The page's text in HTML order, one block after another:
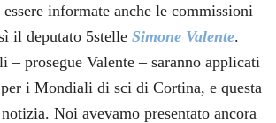
essere informate anche le commissioni
il deputato 5stelle Simone Valente.
– prosegue Valente – saranno applicati
per i Mondiali di sci di Cortina, e questa
Noi avevamo presentato ancora